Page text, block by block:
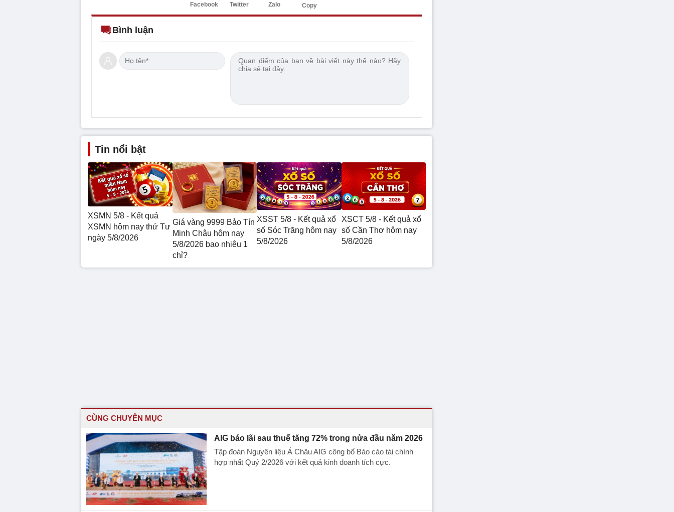
Facebook Twitter Zalo Copy
Bình luận
Tin nổi bật
XSMN 5/8 - Kết quả
XSMN hôm nay thứ Tư
ngày 5/8/2026
Giá vàng 9999 Bảo Tín
Minh Châu hôm nay
5/8/2026 bao nhiêu 1
chỉ?
XSST 5/8 - Kết quả xổ
số Sóc Trăng hôm nay
5/8/2026
XSCT 5/8 - Kết quả xổ
số Cần Thơ hôm nay
5/8/2026
CÙNG CHUYÊN MỤC
AIG báo lãi sau thuế tăng 72% trong nửa đầu năm 2026
Tập đoàn Nguyên liệu Á Châu AIG công bố Báo cáo tài chính
hợp nhất Quý 2/2026 với kết quả kinh doanh tích cực.